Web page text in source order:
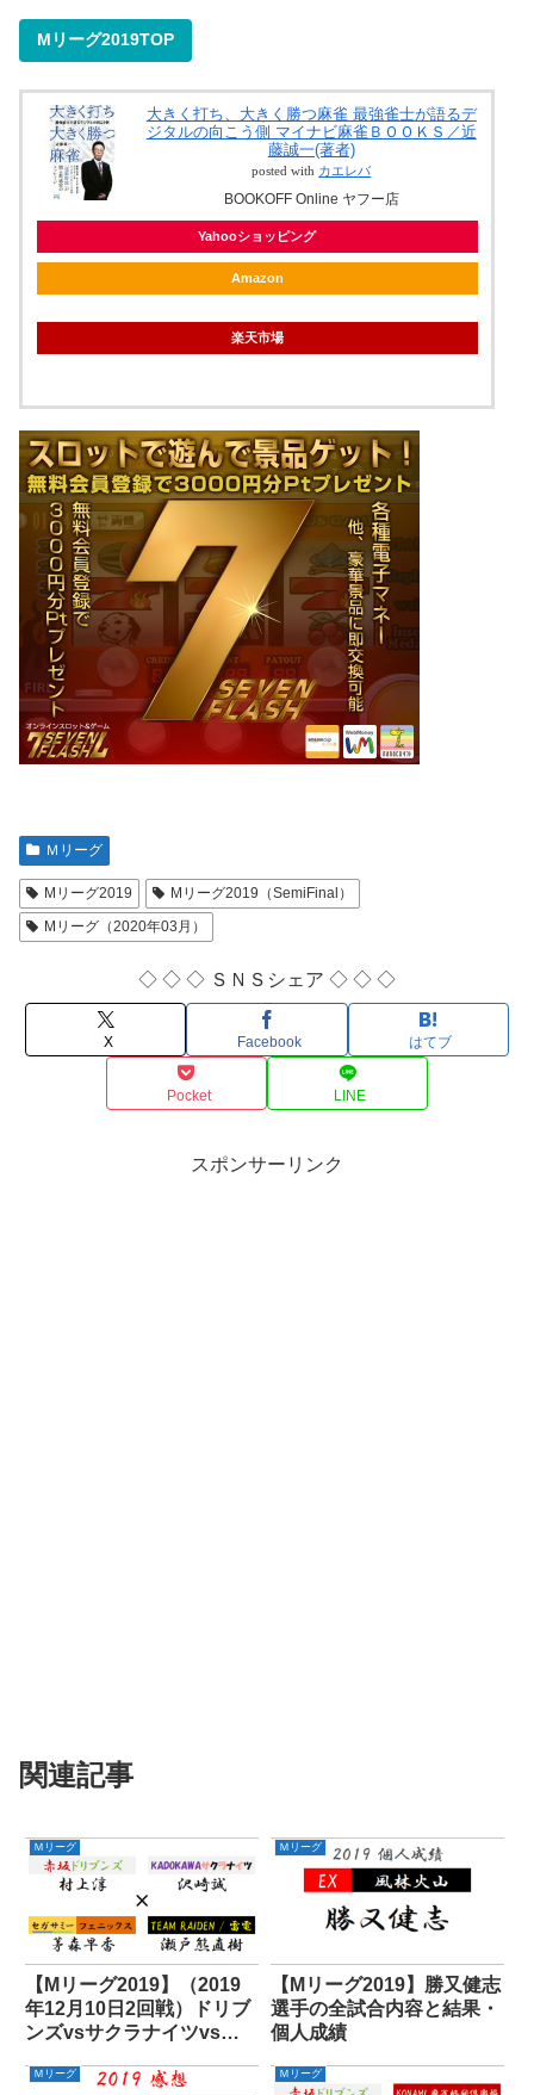
Mリーグ2019TOP
大きく打ち、大きく勝つ麻雀 最強雀士が語るデ
ジタルの向こう側 マイナビ麻雀ＢＯＯＫＳ／近
藤誠一(著者)
posted with カエレバ
BOOKOFF Online ヤフー店
Yahooショッピング
Amazon
楽天市場
Ｍリーグ
Mリーグ2019
Mリーグ2019（SemiFinal）
Mリーグ（2020年03月）
◇ ◇ ◇ ＳＮＳシェア ◇ ◇ ◇
X Facebook はてブ
Pocket LINE
スポンサーリンク
関連記事
Ｍリーグ
【Mリーグ2019】（2019
年12月10日2回戦）ドリブ
ンズvsサクラナイツvsフ
Ｍリーグ
【Mリーグ2019】勝又健志
選手の全試合内容と結果・
個人成績
Ｍリーグ Ｍリーグ